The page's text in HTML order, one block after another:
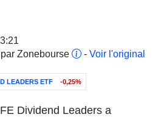
Zonebourse
- Voir l'original
LEADERS ETF -0,25%
Dividend Leaders a